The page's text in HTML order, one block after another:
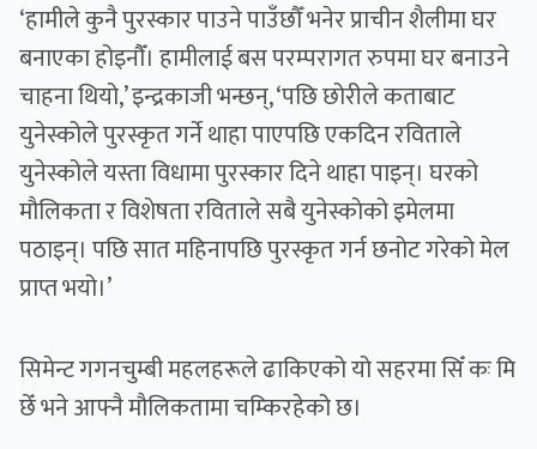
‘हामीले कुनै पुरस्कार पाउने पाउँछौँ भनेर प्राचीन शैलीमा घर
बनाएका होइनाैँ। हामीलाई बस परम्परागत रुपमा घर बनाउने
चाहना थियो,’ इन्द्रकाजी भन्छन्, ‘पछि छोरीले कताबाट
युनेस्कोले पुरस्कृत गर्ने थाहा पाएपछि एकदिन रविताले
युनेस्कोले यस्ता विधामा पुरस्कार दिने थाहा पाइन्। घरको
माैलिकता र विशेषता रविताले सबै युनेस्काेको इमेलमा
पठाइन्। पछि सात महिनापछि पुरस्कृत गर्न छनोट गरेको मेल
प्राप्त भयो।’
सिमेन्ट गगनचुम्बी महलहरूले ढाकिएको यो सहरमा सिँ कः मि
छेँ भने आफ्नै माैलिकतामा चम्किरहेको छ।